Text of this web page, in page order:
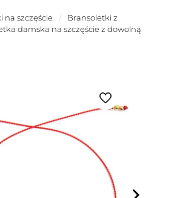
na szczęście /
Bransoletki z
damska na szczęście z dowolną